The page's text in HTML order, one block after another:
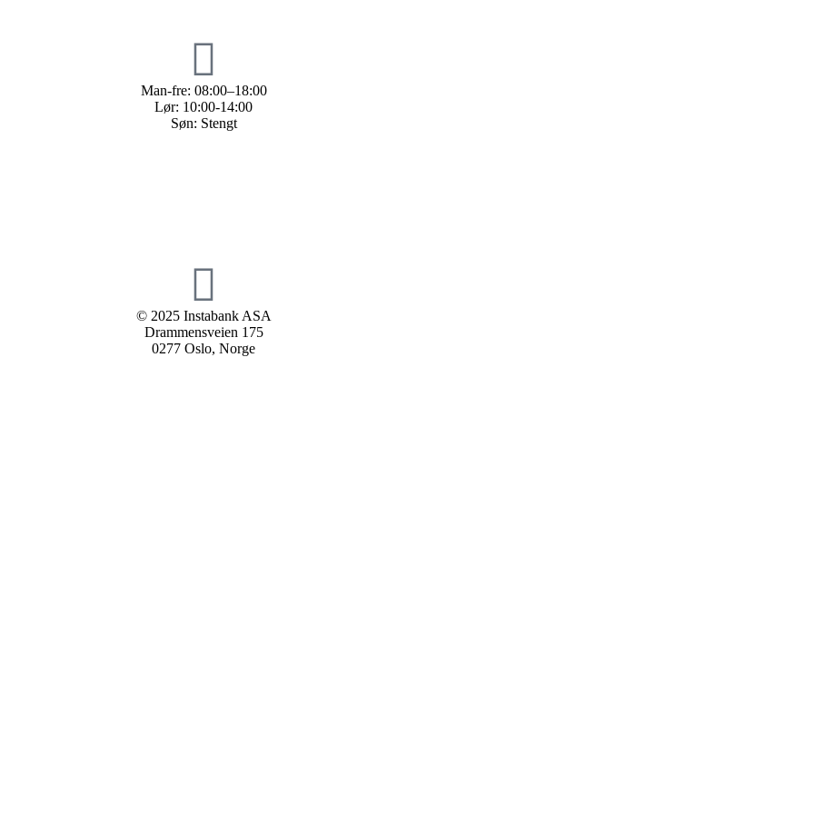
Man-fre: 08:00–18:00
Lør: 10:00-14:00
Søn: Stengt
© 2025 Instabank ASA
Drammensveien 175
0277 Oslo, Norge